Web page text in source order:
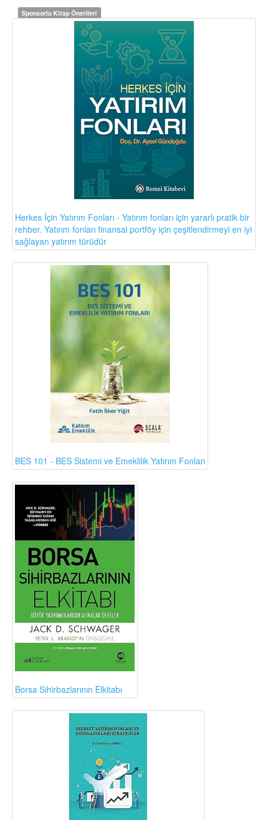
Sponsorlu Kitap Önerileri
Herkes İçin Yatırım Fonları - Yatırım fonları için yararlı pratik bir
rehber. Yatırım fonları finansal portföy için çeşitlendirmeyi en iyi
sağlayan yatırım türüdür
BES 101 - BES Sistemi ve Emeklilik Yatırım Fonları
Borsa Sihirbazlarının Elkitabı